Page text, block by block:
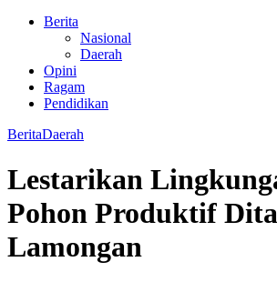
Berita
Nasional
Daerah
Opini
Ragam
Pendidikan
BeritaDaerah
Lestarikan
Pohon Produktif
Lamongan